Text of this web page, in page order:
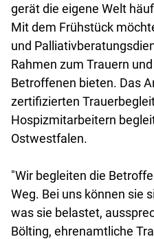
gerät die eigene Welt
Mit dem Frühstück
und
Rahmen zum Trauern
Betroffenen bieten. Das
zertifizierten
Hospizmitarbeitern
Ostwestfalen.
"Wir begleiten die
Weg. Bei uns können sie
was sie belastet,
Bölting, ehrenamtliche